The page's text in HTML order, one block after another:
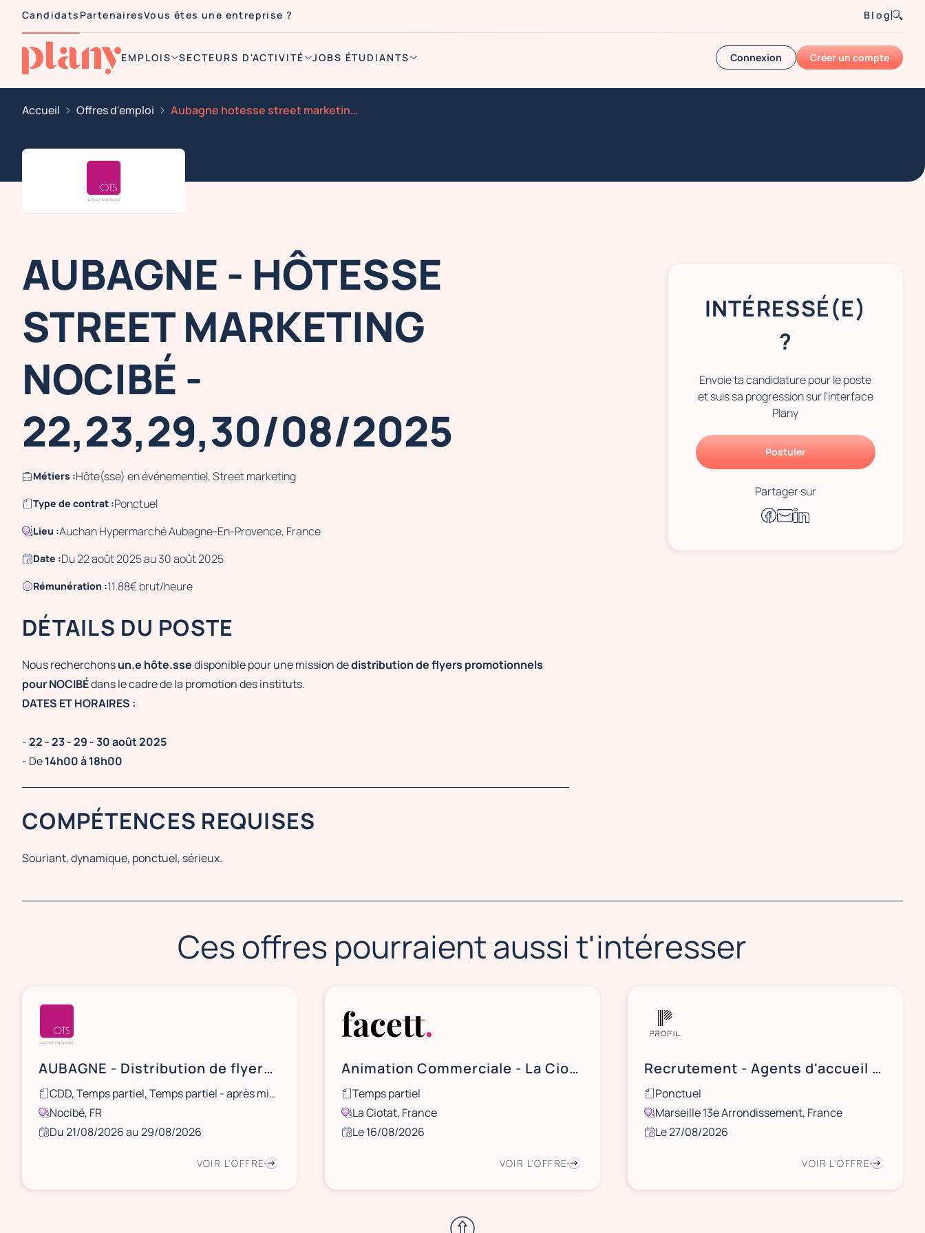
Candidats PartenairesVous êtes une entreprise ? Blog
EMPLOIS SECTEURS D'ACTIVITÉ JOBS ÉTUDIANTS Connexion Créer un compte
Accueil Offres d'emploi Aubagne hotesse street marketing nocibe 22 23 29 30 08
AUBAGNE - HÔTESSE
STREET MARKETING
NOCIBÉ -
22,23,29,30/08/2025
Métiers :Hôte(sse) en événementiel, Street marketing
Type de contrat :Ponctuel
Lieu :Auchan Hypermarché Aubagne-En-Provence, France
Date :Du 22 août 2025 au 30 août 2025
Rémunération :11.88€ brut/heure
DÉTAILS DU POSTE
Nous recherchonsun.e hôte.ssedisponible pour une mission dedistribution de flyers promotionnels
pour NOCIBÉdans le cadre de la promotion des instituts.
DATES ET HORAIRES :
-22 - 23 - 29 - 30 août 2025
- De14h00 à 18h00
COMPÉTENCES REQUISES
Souriant, dynamique, ponctuel, sérieux.
INTÉRESSÉ(E)
?
Envoie ta candidature pour le poste
et suis sa progression sur l'interface
Plany
Postuler
Partager sur
Ces offres pourraient aussi t'intéresser
AUBAGNE - Distribution de flyers NOCIBÉ - 21 et 22 août / 28 et 29 août
CDD, Temps partiel, Temps partiel - après midi, Ponctuel
Nocibé, FR
Du 21/08/2026 au 29/08/2026
VOIR L'OFFRE
Animation Commerciale - La Ciotat - 16/08
Temps partiel
La Ciotat, France
Le 16/08/2026
VOIR L'OFFRE
Recrutement - Agents d'accueil et d'orientation Marseille
Ponctuel
Marseille 13e Arrondissement, France
Le 27/08/2026
VOIR L'OFFRE